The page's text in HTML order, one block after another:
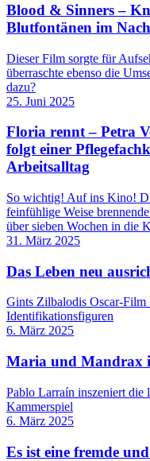
Blood & Sinners –
Blutfontänen im
Dieser Film sorgte für
überraschte ebenso die
dazu?
25. Juni 2025
Floria rennt – Petra
folgt einer
Arbeitsalltag
So wichtig! Auf ins Kino!
feinfühlige Weise
über sieben ­Woch­en in die
31. März 2025
Das Leben neu
Gints Zilbalodis Oscar-Film
Identifikationsfiguren
6. März 2025
Maria und Mandrax
Pablo Larraín inszeniert die
Kammerspiel
6. März 2025
Es ist eine fremde